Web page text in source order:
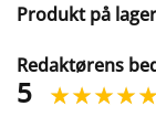
Produkt på
Redaktørens
5